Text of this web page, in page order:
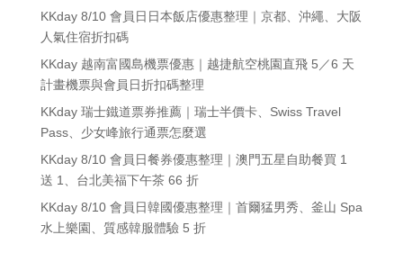
KKday 8/10 會員日日本飯店優惠整理｜京都、沖繩、大阪
人氣住宿折扣碼
KKday 越南富國島機票優惠｜越捷航空桃園直飛 5／6 天
計畫機票與會員日折扣碼整理
KKday 瑞士鐵道票券推薦｜瑞士半價卡、Swiss Travel
Pass、少女峰旅行通票怎麼選
KKday 8/10 會員日餐券優惠整理｜澳門五星自助餐買 1
送 1、台北美福下午茶 66 折
KKday 8/10 會員日韓國優惠整理｜首爾猛男秀、釜山 Spa
水上樂園、質感韓服體驗 5 折